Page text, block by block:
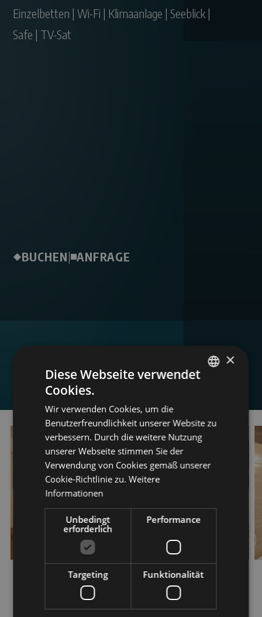
Einzelbetten | Wi-Fi | Klimaanlage | Seeblick |
Safe | TV-Sat
BUCHEN| ANFRAGE
Zimmer mit Seeblick und Balkon
×
Diese Webseite verwendet
Cookies.
Wir verwenden Cookies, um die
Benutzerfreundlichkeit unserer Website zu
verbessern. Durch die weitere Nutzung
unserer Webseite stimmen Sie der
Verwendung von Cookies gemäß unserer
Cookie-Richtlinie zu. Weitere
Informationen
Unbedingt
erforderlich
Performance
Targeting Funktionalität